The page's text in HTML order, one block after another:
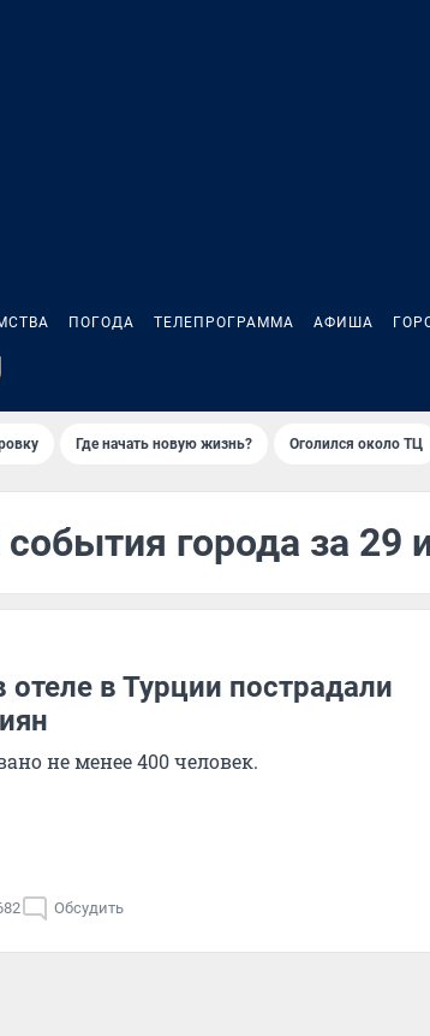
ПОГОДА ТЕЛЕПРОГРАММА АФИША
Где начать новую жизнь? Оголился около ТЦ
города за 29
в Турции пострадали
не менее 400 человек.
Обсудить